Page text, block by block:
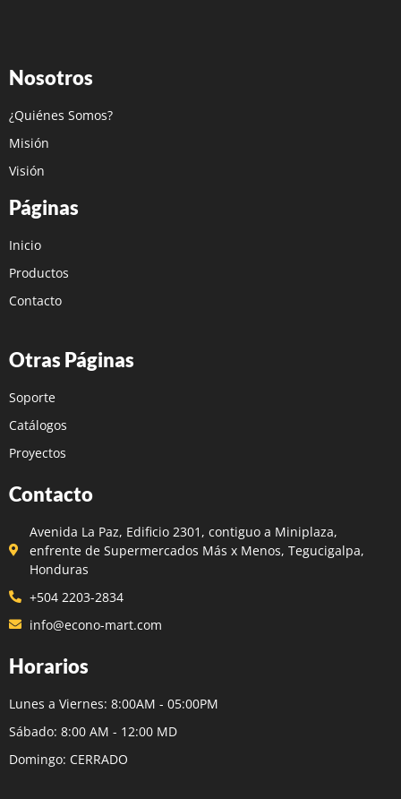
Nosotros
¿Quiénes Somos?
Misión
Visión
Páginas
Inicio
Productos
Contacto
Otras Páginas
Soporte
Catálogos
Proyectos
Contacto
Avenida La Paz, Edificio 2301, contiguo a Miniplaza,
enfrente de Supermercados Más x Menos, Tegucigalpa,
Honduras
+504 2203-2834
info@econo-mart.com
Horarios
Lunes a Viernes: 8:00AM - 05:00PM
Sábado: 8:00 AM - 12:00 MD
Domingo: CERRADO